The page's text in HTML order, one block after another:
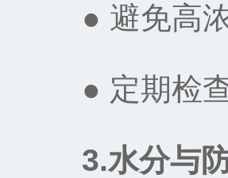
● 避免高浓
● 定期检查
3.水分与